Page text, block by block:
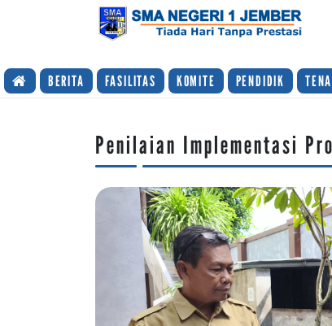
BERITA
FASILITAS KOMITE PENDIDIK
Penilaian Implementasi